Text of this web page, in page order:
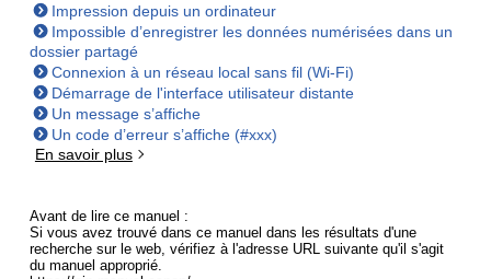
Impression depuis un ordinateur
Impossible d’enregistrer les données numérisées dans un
dossier partagé
Connexion à un réseau local sans fil (Wi-Fi)
Démarrage de l'interface utilisateur distante
Un message s’affiche
Un code d’erreur s’affiche (#xxx)
En savoir plus
Avant de lire ce manuel :
Si vous avez trouvé dans ce manuel dans les résultats d'une
recherche sur le web, vérifiez à l'adresse URL suivante qu'il s'agit
du manuel approprié.